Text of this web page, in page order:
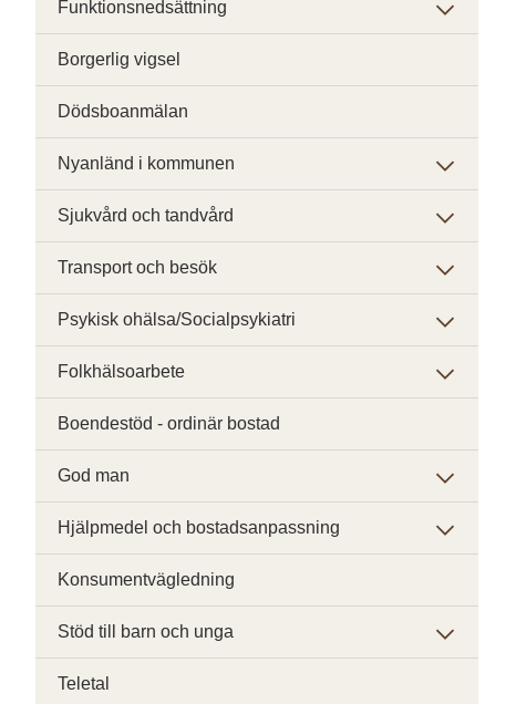
Funktionsnedsättning
Borgerlig vigsel
Dödsboanmälan
Nyanländ i kommunen
Sjukvård och tandvård
Transport och besök
Psykisk ohälsa/Socialpsykiatri
Folkhälsoarbete
Boendestöd - ordinär bostad
God man
Hjälpmedel och bostadsanpassning
Konsumentvägledning
Stöd till barn och unga
Teletal